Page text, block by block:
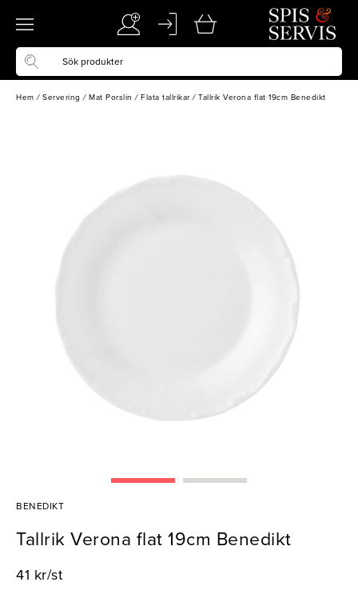
Hem / Servering / Mat Porslin / Flata tallrikar / Tallrik Verona flat 19cm Benedikt
BENEDIKT
Tallrik Verona flat 19cm Benedikt
41 kr/st